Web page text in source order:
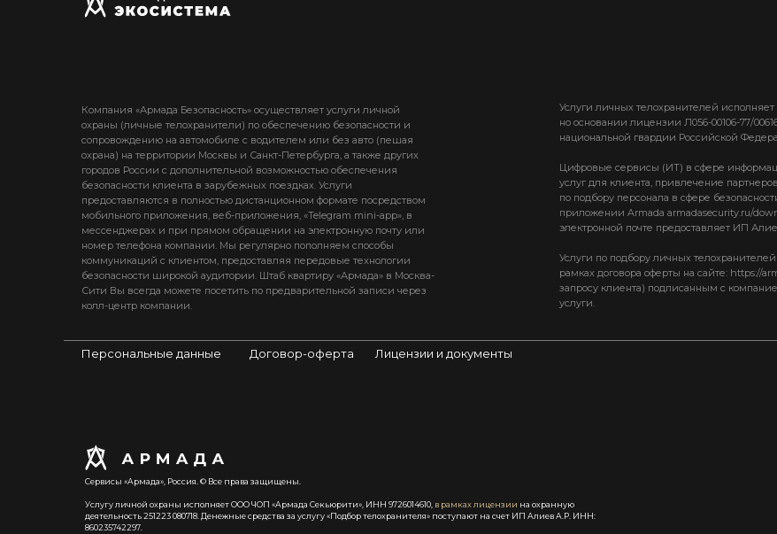
Сервисы «Армада», Россия. © Все права защищены.
Услугу личной охраны исполняет ООО ЧОП «Армада Секьюрити», ИНН 9726014610, в рамках лицензии на охранную
деятельность 251223 080718. Денежные средства за услугу «Подбор телохранителя» поступают на счет ИП Алиев А.Р. ИНН:
860235742297.
Персональные данные Договор-оферта Лицензии и документы
Компания «Армада Безопасность» осуществляет услуги личной
охраны (личные телохранители) по обеспечению безопасности и
сопровождению на автомобиле с водителем или без авто (пешая
охрана) на территории Москвы и Санкт-Петербурга, а также других
городов России с дополнительной возможностью обеспечения
безопасности клиента в зарубежных поездках. Услуги
предоставляются в полностью дистанционном формате посредством
мобильного приложения, веб-приложения, «Telegram mini-app», в
мессенджерах и при прямом обращении на электронную почту или
номер телефона компании. Мы регулярно пополняем способы
коммуникаций с клиентом, предоставляя передовые технологии
безопасности широкой аудитории. Штаб квартиру «Армада» в Москва-
Сити Вы всегда можете посетить по предварительной записи через
колл-центр компании.
Услуги личных телохранителей
но основании лицензии Л056-00106-77/
национальной гвардии Российской
Цифровые сервисы (ИТ) в сфере
услуг для клиента, привлечение
по подбору персонала в сфере
приложении Armada armadasecurity.ru/
электронной почте предоставляет ИП
Услуги по подбору личных
рамках договора оферты на сайте: https://
запросу клиента) подписанным с
услуги.